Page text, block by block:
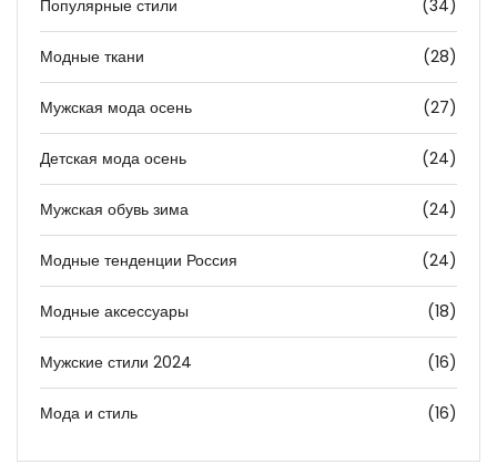
Популярные стили (34)
Модные ткани (28)
Мужская мода осень (27)
Детская мода осень (24)
Мужская обувь зима (24)
Модные тенденции Россия (24)
Модные аксессуары (18)
Мужские стили 2024 (16)
Мода и стиль (16)